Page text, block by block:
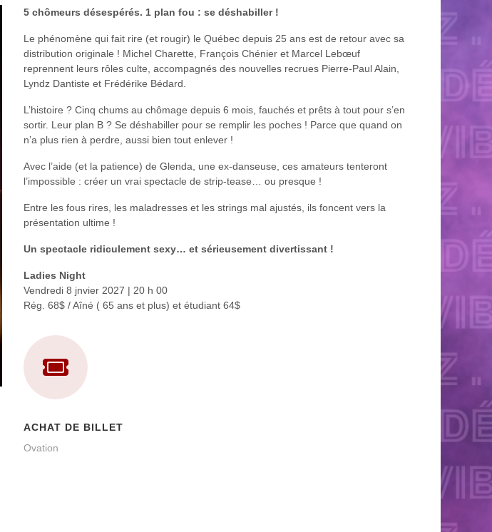
5 chômeurs désespérés. 1 plan fou : se déshabiller !
Le phénomène qui fait rire (et rougir) le Québec depuis 25 ans est de retour avec sa
distribution originale ! Michel Charette, François Chénier et Marcel Lebœuf
reprennent leurs rôles culte, accompagnés des nouvelles recrues Pierre-Paul Alain,
Lyndz Dantiste et Frédérike Bédard.
L’histoire ? Cinq chums au chômage depuis 6 mois, fauchés et prêts à tout pour s’en
sortir. Leur plan B ? Se déshabiller pour se remplir les poches ! Parce que quand on
n’a plus rien à perdre, aussi bien tout enlever !
Avec l’aide (et la patience) de Glenda, une ex-danseuse, ces amateurs tenteront
l’impossible : créer un vrai spectacle de strip-tease… ou presque !
Entre les fous rires, les maladresses et les strings mal ajustés, ils foncent vers la
présentation ultime !
Un spectacle ridiculement sexy… et sérieusement divertissant !
Ladies Night
Vendredi 8 jnvier 2027 | 20 h 00
Rég. 68$ / Aîné ( 65 ans et plus) et étudiant 64$
ACHAT DE BILLET
Ovation